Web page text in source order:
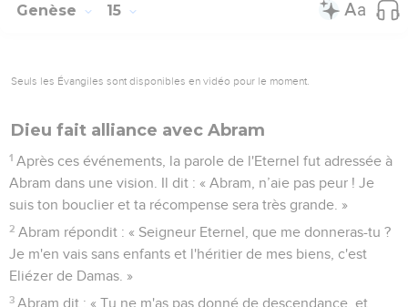
Genèse 15
Seuls les Évangiles sont disponibles en vidéo pour le moment.
Dieu fait alliance avec Abram
1 Après ces événements, la parole de l'Eternel fut adressée à
Abram dans une vision. Il dit : « Abram, n’aie pas peur ! Je
suis ton bouclier et ta récompense sera très grande. »
2 Abram répondit : « Seigneur Eternel, que me donneras-tu ?
Je m'en vais sans enfants et l'héritier de mes biens, c'est
Eliézer de Damas. »
3 Abram dit : « Tu ne m'as pas donné de descendance, et